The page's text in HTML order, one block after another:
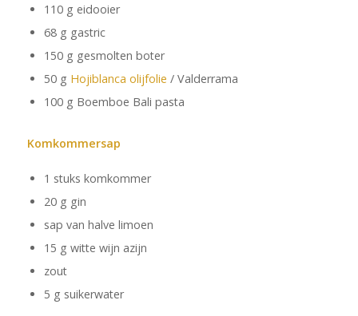
110 g eidooier
68 g gastric
150 g gesmolten boter
50 g Hojiblanca olijfolie / Valderrama
100 g Boemboe Bali pasta
Komkommersap
1 stuks komkommer
20 g gin
sap van halve limoen
15 g witte wijn azijn
zout
5 g suikerwater